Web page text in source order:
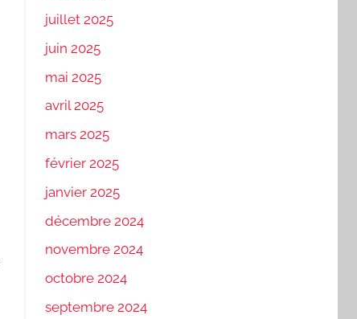
juillet 2025
juin 2025
mai 2025
avril 2025
mars 2025
février 2025
janvier 2025
décembre 2024
novembre 2024
octobre 2024
septembre 2024